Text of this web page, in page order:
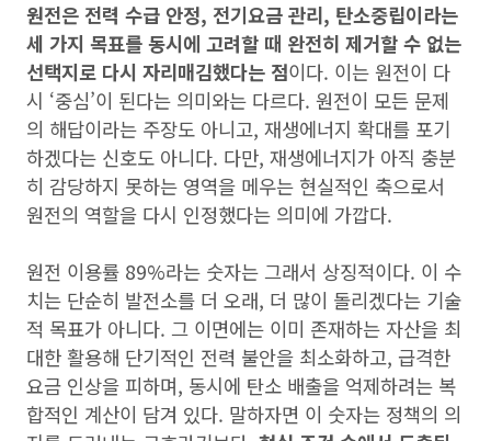
원전은 전력 수급 안정, 전기요금 관리, 탄소중립이라는
세 가지 목표를 동시에 고려할 때 완전히 제거할 수 없는
선택지로 다시 자리매김했다는 점이다. 이는 원전이 다
시 ‘중심’이 된다는 의미와는 다르다. 원전이 모든 문제
의 해답이라는 주장도 아니고, 재생에너지 확대를 포기
하겠다는 신호도 아니다. 다만, 재생에너지가 아직 충분
히 감당하지 못하는 영역을 메우는 현실적인 축으로서
원전의 역할을 다시 인정했다는 의미에 가깝다.
원전 이용률 89%라는 숫자는 그래서 상징적이다. 이 수
치는 단순히 발전소를 더 오래, 더 많이 돌리겠다는 기술
적 목표가 아니다. 그 이면에는 이미 존재하는 자산을 최
대한 활용해 단기적인 전력 불안을 최소화하고, 급격한
요금 인상을 피하며, 동시에 탄소 배출을 억제하려는 복
합적인 계산이 담겨 있다. 말하자면 이 숫자는 정책의 의